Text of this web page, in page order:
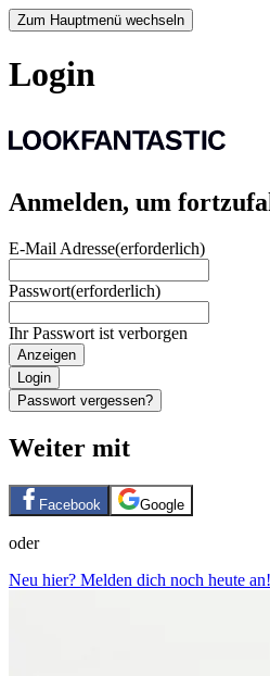
Zum Hauptmenü wechseln
Login
Anmelden, um
E-Mail Adresse(erforderlich)
Passwort(erforderlich)
Ihr Passwort ist verborgen
Anzeigen
Login
Passwort vergessen?
Weiter mit
Facebook Google
oder
Neu hier? Melden dich noch heute an!